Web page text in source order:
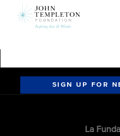
SIGN UP FOR
La